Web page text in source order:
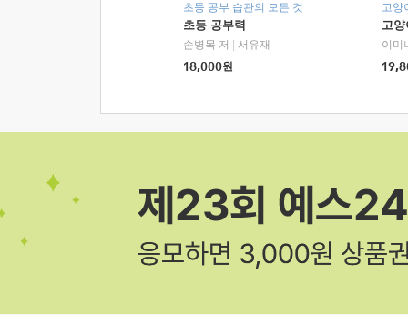
초등 공부 습관의 모든 것
초등 공부력
손병목 저
서유재
18,000원
고양
고
이미